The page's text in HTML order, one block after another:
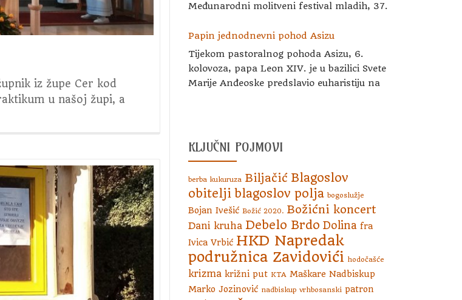
iz župe Cer kod
u našoj župi, a
Međunarodni molitveni festival mladih, 37.
Papin jednodnevni pohod Asizu
Tijekom pastoralnog pohoda Asizu, 6.
kolovoza, papa Leon XIV. je u bazilici Svete
Marije Anđeoske predslavio euharistiju na
KLJUČNI POJMOVI
berba kukuruza Biljačić Blagoslov
obitelji blagoslov polja bogoslužje
Bojan Ivešić Božić 2020. Božićni koncert
Dani kruha Debelo Brdo Dolina fra
Ivica Vrbić HKD Napredak
podružnica Zavidovići hodočašće
krizma križni put KTA Maškare Nadbiskup
Marko Jozinović nadbiskup vrhbosanski patron